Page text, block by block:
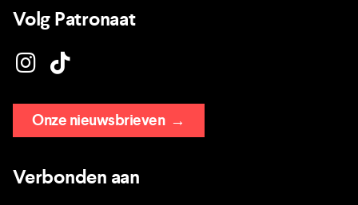
Volg Patronaat
Onze nieuwsbrieven→
Verbonden aan